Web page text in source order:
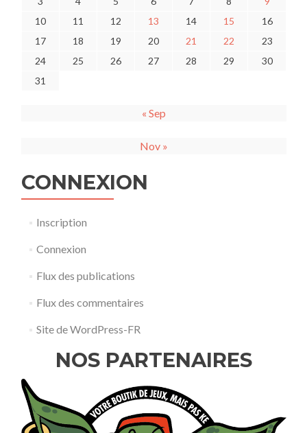
10
11 12 13 14 15
16
17
18 19 20 21 22
23
24
25 26 27 28 29
30
31
« Sep
Nov »
CONNEXION
Inscription
Connexion
Flux des publications
Flux des commentaires
Site de WordPress-FR
NOS PARTENAIRES